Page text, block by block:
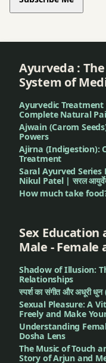
સુંદર
સુવર્ણપત્ર
સુવર્ણપશન
FAQ
સુવર્ણપ્રશન
ડોઝ
સુવર્ણપ્રાશન
તારીખો
સુવર્ણપ્રાશન
માટેનો ઓર્ડર
સુવર્ણપ્રાશન
શિબિરની
Ayurveda :
System of
Ayurvedic
Complete Natural
Ajwain (Carom
Powers
Ajirna (Indigestion):
Treatment
Saral Ayurved
Nikul Patel | सरल आयुर्वेद
How much take
Sex Education
Male - Female
Shadow of Illusion:
Relationships
स्पर्श का संगीत और अधूरी धुन
Sexual Pleasure: A
Freely and Make
Understanding
Dosha Lens
The Music of Touch
Story of Arjun and